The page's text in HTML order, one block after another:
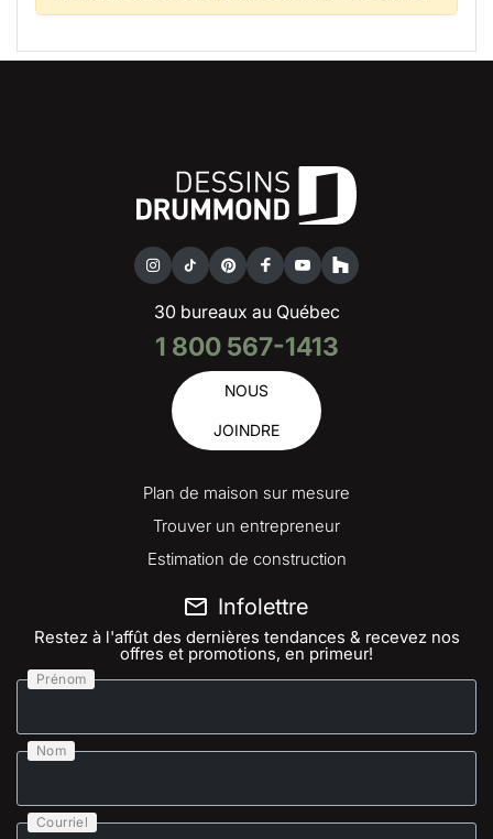
30 bureaux au Québec
1 800 567-1413
NOUS
JOINDRE
Plan de maison sur mesure
Trouver un entrepreneur
Estimation de construction
Infolettre
Restez à l'affût des dernières tendances & recevez nos
offres et promotions, en primeur!
Prénom
Nom
Courriel